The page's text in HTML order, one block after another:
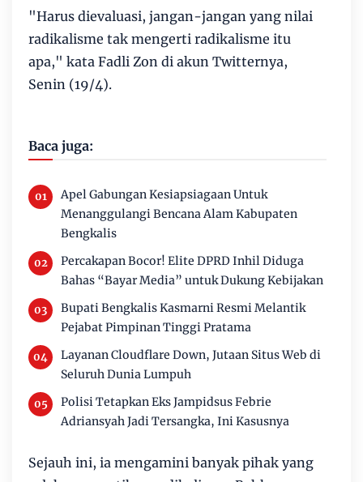
"Harus dievaluasi, jangan-jangan yang nilai
radikalisme tak mengerti radikalisme itu
apa," kata Fadli Zon di akun Twitternya,
Senin (19/4).
Baca juga:
Apel Gabungan Kesiapsiagaan Untuk
Menanggulangi Bencana Alam Kabupaten
Bengkalis
Percakapan Bocor! Elite DPRD Inhil Diduga
Bahas “Bayar Media” untuk Dukung Kebijakan
Bupati Bengkalis Kasmarni Resmi Melantik
Pejabat Pimpinan Tinggi Pratama
Layanan Cloudflare Down, Jutaan Situs Web di
Seluruh Dunia Lumpuh
Polisi Tetapkan Eks Jampidsus Febrie
Adriansyah Jadi Tersangka, Ini Kasusnya
Sejauh ini, ia mengamini banyak pihak yang